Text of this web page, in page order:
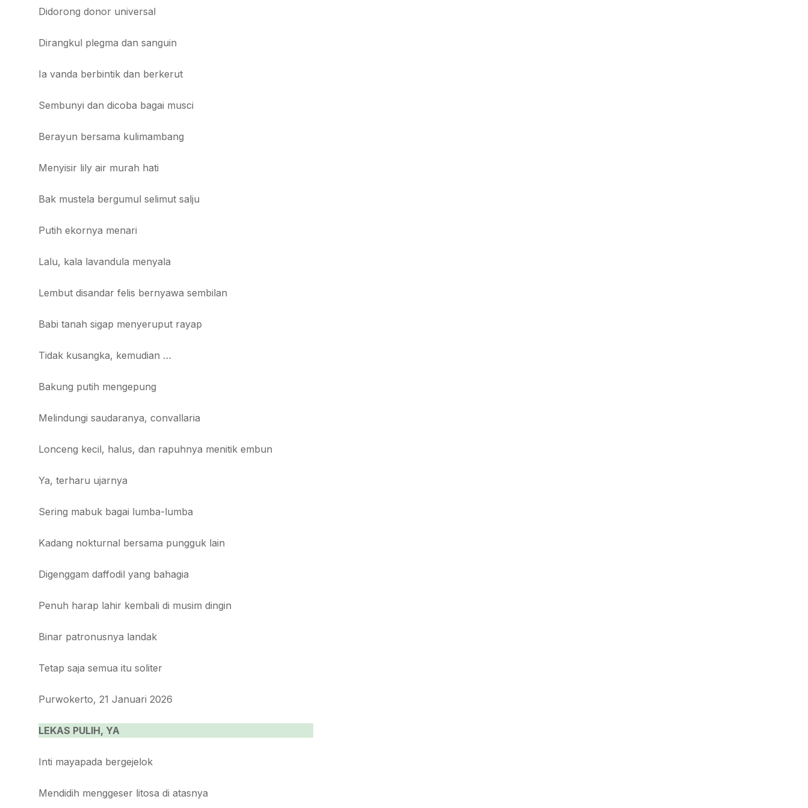
Didorong donor universal
Dirangkul plegma dan sanguin
Ia vanda berbintik dan berkerut
Sembunyi dan dicoba bagai musci
Berayun bersama kulimambang
Menyisir lily air murah hati
Bak mustela bergumul selimut salju
Putih ekornya menari
Lalu, kala lavandula menyala
Lembut disandar felis bernyawa sembilan
Babi tanah sigap menyeruput rayap
Tidak kusangka, kemudian …
Bakung putih mengepung
Melindungi saudaranya, convallaria
Lonceng kecil, halus, dan rapuhnya menitik embun
Ya, terharu ujarnya
Sering mabuk bagai lumba-lumba
Kadang nokturnal bersama pungguk lain
Digenggam daffodil yang bahagia
Penuh harap lahir kembali di musim dingin
Binar patronusnya landak
Tetap saja semua itu soliter
Purwokerto, 21 Januari 2026
LEKAS PULIH, YA
Inti mayapada bergejelok
Mendidih menggeser litosa di atasnya